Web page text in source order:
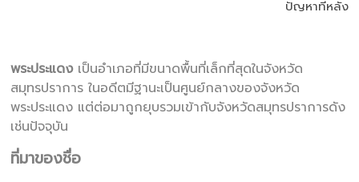
ปัญหาทีหลัง
พระประแดงเป็นอำเภอที่มีขนาดพื้นที่เล็กที่สุดในจังหวัด
สมุทรปราการ ในอดีตมีฐานะเป็นศูนย์กลางของจังหวัด
พระประแดง แต่ต่อมาถูกยุบรวมเข้ากับจังหวัดสมุทรปราการดัง
เช่นปัจจุบัน
ที่มาของชื่อ